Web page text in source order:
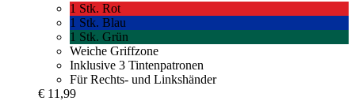
1 Stk. Rot
1 Stk. Blau
1 Stk. Grün
Weiche Griffzone
Inklusive 3 Tintenpatronen
Für Rechts- und Linkshänder
€ 11,99